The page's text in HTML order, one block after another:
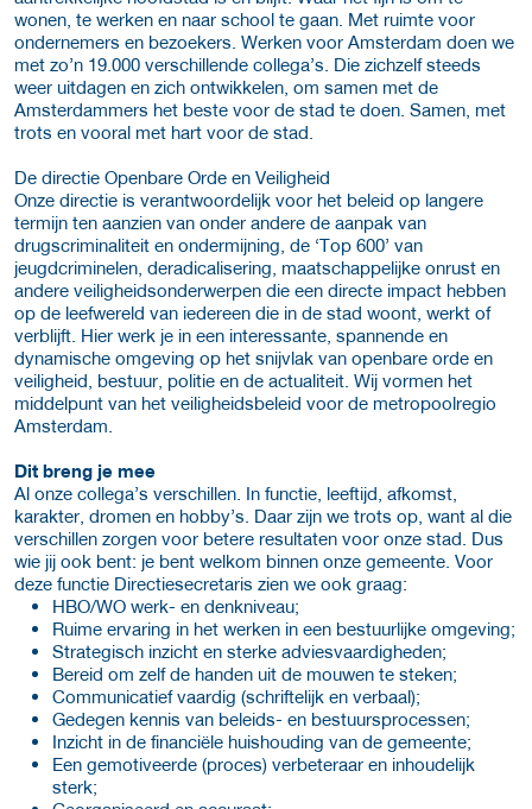
wonen, te werken en naar school te gaan. Met ruimte voor
ondernemers en bezoekers. Werken voor Amsterdam doen we
met zo’n 19.000 verschillende collega’s. Die zichzelf steeds
weer uitdagen en zich ontwikkelen, om samen met de
Amsterdammers het beste voor de stad te doen. Samen, met
trots en vooral met hart voor de stad.
De directie Openbare Orde en Veiligheid
Onze directie is verantwoordelijk voor het beleid op langere
termijn ten aanzien van onder andere de aanpak van
drugscriminaliteit en ondermijning, de ‘Top 600’ van
jeugdcriminelen, deradicalisering, maatschappelijke onrust en
andere veiligheidsonderwerpen die een directe impact hebben
op de leefwereld van iedereen die in de stad woont, werkt of
verblijft. Hier werk je in een interessante, spannende en
dynamische omgeving op het snijvlak van openbare orde en
veiligheid, bestuur, politie en de actualiteit. Wij vormen het
middelpunt van het veiligheidsbeleid voor de metropoolregio
Amsterdam.
Dit breng je mee
Al onze collega’s verschillen. In functie, leeftijd, afkomst,
karakter, dromen en hobby’s. Daar zijn we trots op, want al die
verschillen zorgen voor betere resultaten voor onze stad. Dus
wie jij ook bent: je bent welkom binnen onze gemeente. Voor
deze functie Directiesecretaris zien we ook graag:
HBO/WO werk- en denkniveau;
Ruime ervaring in het werken in een bestuurlijke omgeving;
Strategisch inzicht en sterke adviesvaardigheden;
Bereid om zelf de handen uit de mouwen te steken;
Communicatief vaardig (schriftelijk en verbaal);
Gedegen kennis van beleids- en bestuursprocessen;
Inzicht in de financiële huishouding van de gemeente;
Een gemotiveerde (proces) verbeteraar en inhoudelijk
sterk;